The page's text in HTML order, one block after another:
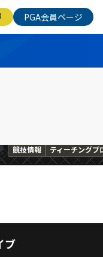
PGA会員ページ
日々
続きを読む
競技情報 ティーチングプ
ブ